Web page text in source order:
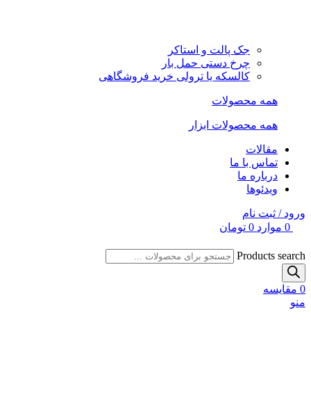
جک پالت و استاکر
چرخ دستی حمل بار
کالسکه یا ترولی خرید فروشگاهی
همه محصولات
همه محصولات ابزار
مقالات
تماس با ما
درباره ما
ویدئوها
ورود / ثبت نام
0 موارد 0 تومان
Products search
0 مقایسه
منو